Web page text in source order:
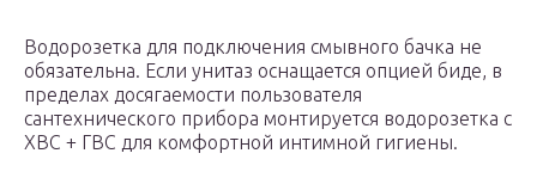
Водорозетка для подключения смывного бачка не
обязательна. Если унитаз оснащается опцией биде, в
пределах досягаемости пользователя
сантехнического прибора монтируется водорозетка с
ХВС + ГВС для комфортной интимной гигиены.